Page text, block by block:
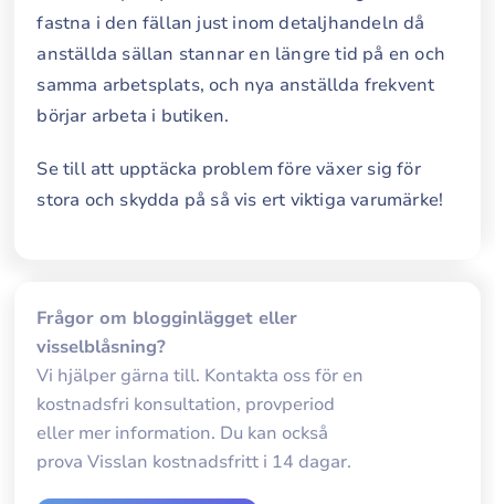
fastna i den fällan just inom detaljhandeln då
anställda sällan stannar en längre tid på en och
samma arbetsplats, och nya anställda frekvent
börjar arbeta i butiken.
Se till att upptäcka problem före växer sig för
stora och skydda på så vis ert viktiga varumärke!
Frågor om blogginlägget eller
visselblåsning?
Vi hjälper gärna till. Kontakta oss för en
kostnadsfri konsultation, provperiod
eller mer information. Du kan också
prova Visslan kostnadsfritt i 14 dagar.